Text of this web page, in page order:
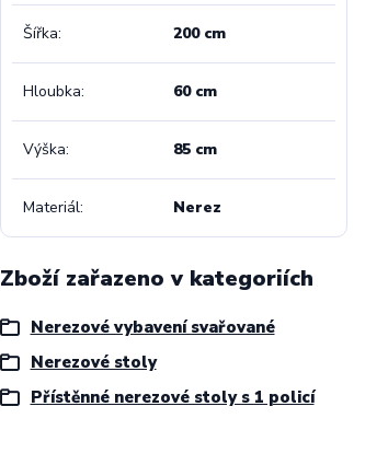
Šířka 200 cm
Hloubka 60 cm
Výška 85 cm
Materiál Nerez
Zboží zařazeno v kategoriích
Nerezové vybavení svařované
Nerezové stoly
Přístěnné nerezové stoly s 1 policí